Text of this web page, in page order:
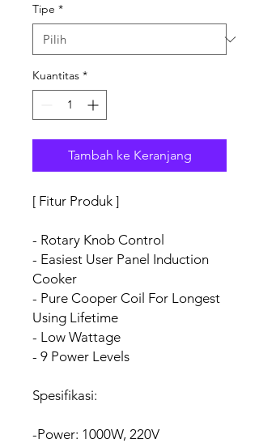
Tipe *
Kuantitas *
Tambah ke Keranjang
[ Fitur Produk ]
- Rotary Knob Control
- Easiest User Panel Induction
Cooker
- Pure Cooper Coil For Longest
Using Lifetime
- Low Wattage
- 9 Power Levels
Spesifikasi:
-Power: 1000W, 220V